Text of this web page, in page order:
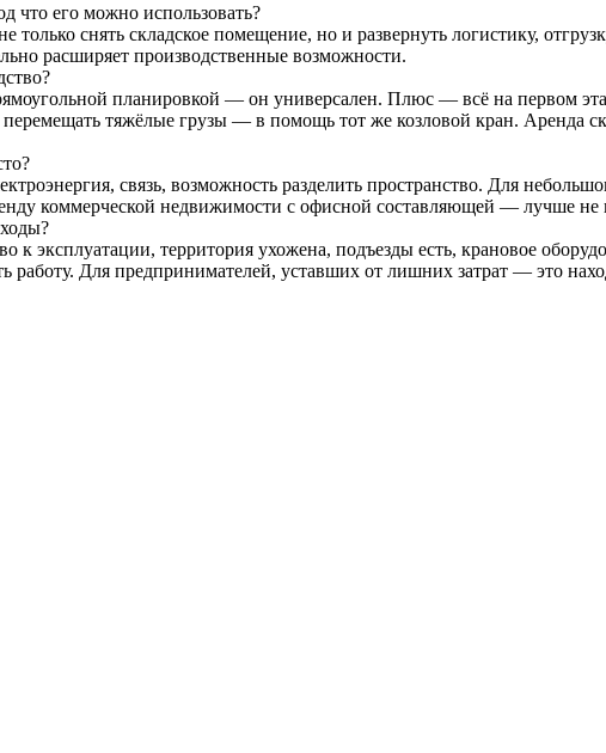
что его можно использовать?
снять складское помещение, но и развернуть логистику,
расширяет производственные возможности.
планировкой — он универсален. Плюс — всё на первом
тяжёлые грузы — в помощь тот же козловой кран. Аренда
связь, возможность разделить пространство. Для
коммерческой недвижимости с офисной составляющей — лучше не
к эксплуатации, территория ухожена, подъезды есть, крановое
работу. Для предпринимателей, уставших от лишних затрат — это